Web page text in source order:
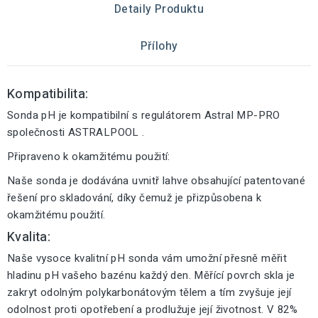
Detaily Produktu
Přílohy
Kompatibilita:
Sonda pH je kompatibilní s regulátorem Astral MP-PRO
společnosti ASTRALPOOL .
Připraveno k okamžitému použití:
Naše sonda je dodávána uvnitř lahve obsahující patentované
řešení pro skladování, díky čemuž je přizpůsobena k
okamžitému použití.
Kvalita:
Naše vysoce kvalitní pH sonda vám umožní přesně měřit
hladinu pH vašeho bazénu každý den. Měřící povrch skla je
zakryt odolným polykarbonátovým tělem a tím zvyšuje její
odolnost proti opotřebení a prodlužuje její životnost. V 82%